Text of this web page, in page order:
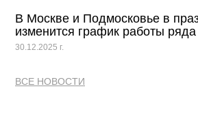
В Москве и Подмосковье в
изменится график работы
30.12.2025 г.
ВСЕ НОВОСТИ